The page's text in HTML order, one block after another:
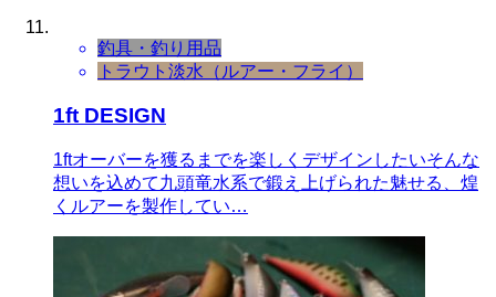
釣具・釣り用品
トラウト 淡水（ルアー・フライ）
1ft DESIGN
1ftオーバーを獲るまでを楽しくデザインしたいそんな
想いを込めて九頭竜水系で鍛え上げられた魅せる、煌
くルアーを製作してい…